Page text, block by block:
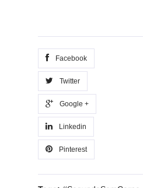
Facebook
Twitter
Google +
Linkedin
Pinterest